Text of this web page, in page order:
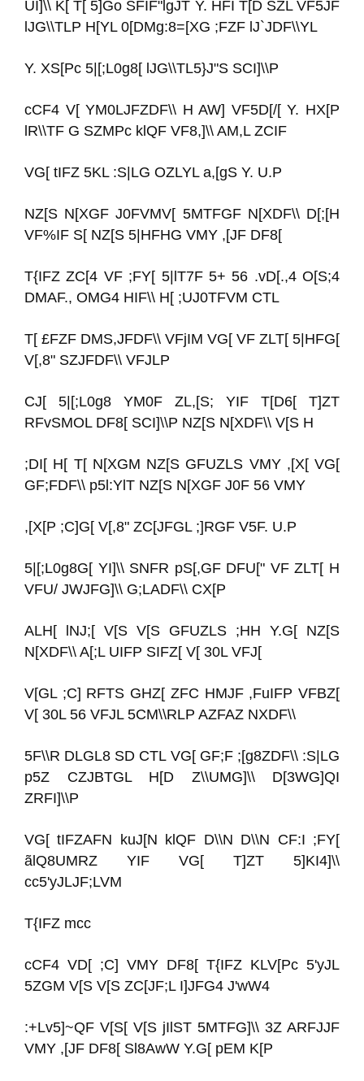
UI]\\ K[ T[ 5]Go SFIF"lgJT Y. HFI T[D SZL VF5JF
lJG\\TLP H[YL 0[DMg:8=[XG ;FZF lJ`JDF\\YL
Y. XS[Pc 5|[;L0g8[ lJG\\TL5}J"S SCI]\\P
cCF4 V[ YM0LJFZDF\\ H AW] VF5D[/[ Y. HX[P
lR\\TF G SZMPc klQF VF8,]\\ AM,L ZCIF
VG[ tIFZ 5KL :S|LG OZLYL a,[gS Y. U.P
NZ[S N[XGF J0FVMV[ 5MTFGF N[XDF\\ D[;[H
VF%IF S[ NZ[S 5|HFHG VMY ,[JF DF8[
T{IFZ ZC[4 VF ;FY[ 5|lT7F 5+ 56 .vD[.,4 O[S;4
DMAF., OMG4 HIF\\ H[ ;UJ0TFVM CTL
T[ £FZF DMS,JFDF\\ VFjIM VG[ VF ZLT[ 5|HFG[
V[,8" SZJFDF\\ VFJLP
CJ[ 5|[;L0g8 YM0F ZL,[S; YIF T[D6[ T]ZT
RFvSMOL DF8[ SCI]\\P NZ[S N[XDF\\ V[S H
;DI[ H[ T[ N[XGM NZ[S GFUZLS VMY ,[X[ VG[
GF;FDF\\ p5l:YlT NZ[S N[XGF J0F 56 VMY
,[X[P ;C]G[ V[,8" ZC[JFGL ;]RGF V5F. U.P
5|[;L0g8G[ YI]\\ SNFR pS[,GF DFU[" VF ZLT[ H
VFU/ JWJFG]\\ G;LADF\\ CX[P
ALH[ lNJ;[ V[S V[S GFUZLS ;HH Y.G[ NZ[S
N[XDF\\ A[;L UIFP SIFZ[ V[ 30L VFJ[
V[GL ;C] RFTS GHZ[ ZFC HMJF ,FuIFP VFBZ[
V[ 30L 56 VFJL 5CM\\RLP AZFAZ NXDF\\
5F\\R DLGL8 SD CTL VG[ GF;F ;[g8ZDF\\ :S|LG
p5Z CZJBTGL H[D Z\\UMG]\\ D[3WG]QI
ZRFI]\\P
VG[ tIFZAFN kuJ[N klQF D\\N D\\N CF:I ;FY[
ãlQ8UMRZ YIF VG[ T]ZT 5]KI4]\\
cc5'yJLJF;LVM
T{IFZ mcc
cCF4 VD[ ;C] VMY DF8[ T{IFZ KLV[Pc 5'yJL
5ZGM V[S V[S ZC[JF;L I]JFG4 J'wW4
:+Lv5]~QF V[S[ V[S jIlST 5MTFG]\\ 3Z ARFJJF
VMY ,[JF DF8[ Sl8AwW Y.G[ pEM K[P